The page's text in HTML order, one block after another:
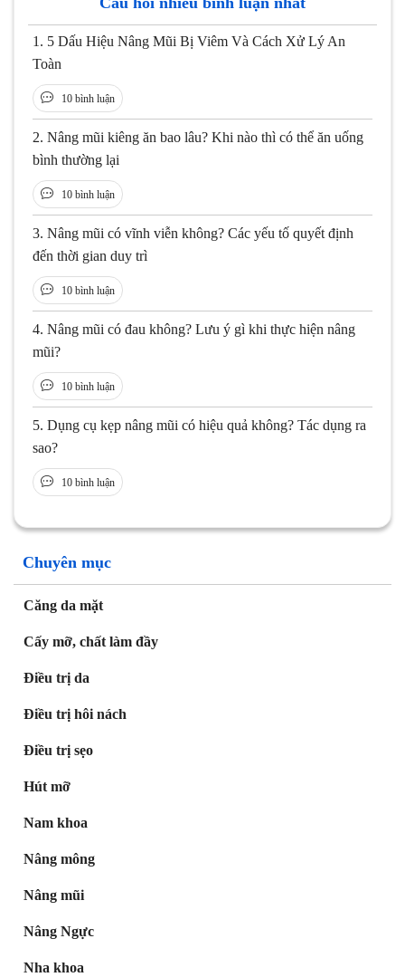
Chuyên mục
Căng da mặt
Cấy mỡ, chất làm đầy
Điều trị da
Điều trị hôi nách
Điều trị sẹo
Hút mỡ
Nam khoa
Nâng mông
Nâng mũi
Nâng Ngực
Nha khoa
1. 5 Dấu Hiệu Nâng Mũi Bị Viêm Và Cách Xử Lý An
Toàn
10 bình luận
2. Nâng mũi kiêng ăn bao lâu? Khi nào thì có thể ăn uống
bình thường lại
10 bình luận
3. Nâng mũi có vĩnh viễn không? Các yếu tố quyết định
đến thời gian duy trì
10 bình luận
4. Nâng mũi có đau không? Lưu ý gì khi thực hiện nâng
mũi?
10 bình luận
5. Dụng cụ kẹp nâng mũi có hiệu quả không? Tác dụng ra
sao?
10 bình luận